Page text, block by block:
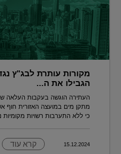
מקורות עותרת לבג"ץ
הגבילו את ה...
מתקן מים במועצה האזורית חוף
כי ללא התערבות רשויות מקומיות
15.12.2024 קרא עוד